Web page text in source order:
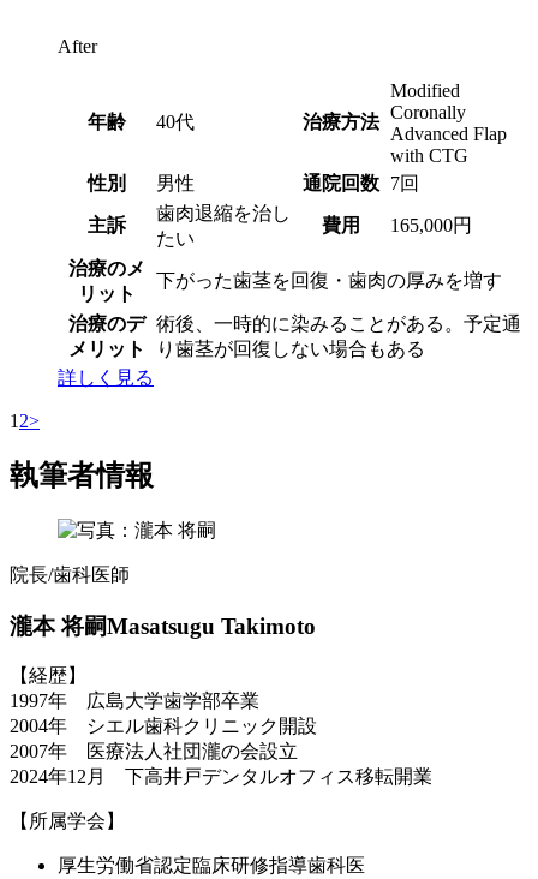
After
年齢 40代 治療方法
Modified
Coronally
Advanced Flap
with CTG
性別
男性 通院回数 7回
主訴
歯肉退縮を治し
たい
費用 165,000円
治療のメ
リット
下がった歯茎を回復・歯肉の厚みを増す
治療のデ
メリット
術後、一時的に染みることがある。予定通
り歯茎が回復しない場合もある
詳しく見る
1 2>
執筆者情報
院長/歯科医師
瀧本 将嗣Masatsugu Takimoto
【経歴】
1997年 広島大学歯学部卒業
2004年 シエル歯科クリニック開設
2007年 医療法人社団瀧の会設立
2024年12月 下高井戸デンタルオフィス移転開業
【所属学会】
厚生労働省認定臨床研修指導歯科医